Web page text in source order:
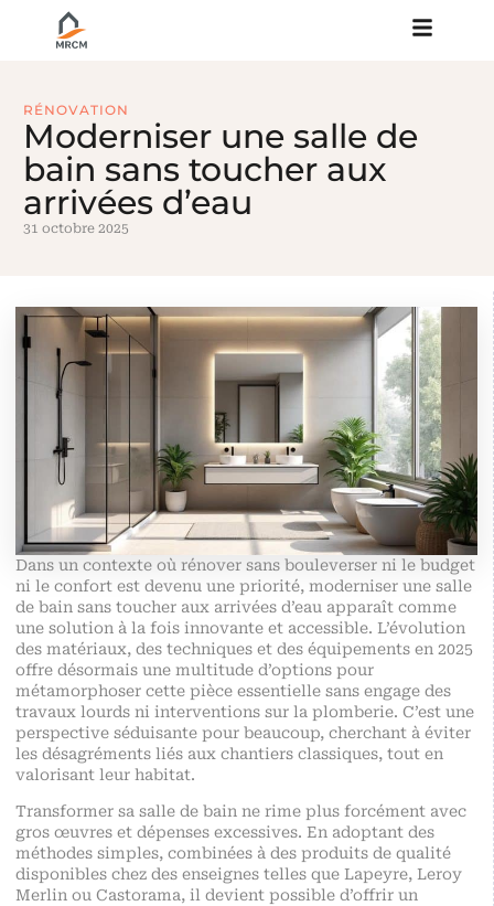
RÉNOVATION
Moderniser une salle de
bain sans toucher aux
arrivées d’eau
31 octobre 2025
Dans un contexte où rénover sans bouleverser ni le budget
ni le confort est devenu une priorité, moderniser une salle
de bain sans toucher aux arrivées d’eau apparaît comme
une solution à la fois innovante et accessible. L’évolution
des matériaux, des techniques et des équipements en 2025
offre désormais une multitude d’options pour
métamorphoser cette pièce essentielle sans engage des
travaux lourds ni interventions sur la plomberie. C’est une
perspective séduisante pour beaucoup, cherchant à éviter
les désagréments liés aux chantiers classiques, tout en
valorisant leur habitat.
Transformer sa salle de bain ne rime plus forcément avec
gros œuvres et dépenses excessives. En adoptant des
méthodes simples, combinées à des produits de qualité
disponibles chez des enseignes telles que Lapeyre, Leroy
Merlin ou Castorama, il devient possible d’offrir un